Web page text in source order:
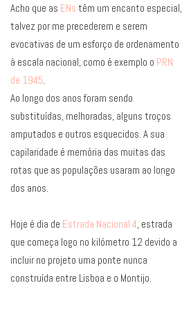
Acho que as ENs têm um encanto especial,
talvez por me precederem e serem
evocativas de um esforço de ordenamento
à escala nacional, como é exemplo o PRN
de 1945.
Ao longo dos anos foram sendo
substituídas, melhoradas, alguns troços
amputados e outros esquecidos. A sua
capilaridade é memória das muitas das
rotas que as populações usaram ao longo
dos anos.
Hoje é dia de Estrada Nacional 4, estrada
que começa logo no kilómetro 12 devido a
incluir no projeto uma ponte nunca
construída entre Lisboa e o Montijo.